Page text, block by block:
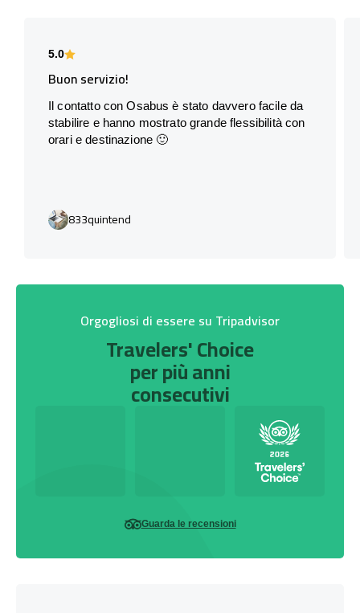
5.0
Buon servizio!
Il contatto con Osabus è stato davvero facile da
stabilire e hanno mostrato grande flessibilità con
orari e destinazione 🙂
833quintend
Orgogliosi di essere su Tripadvisor
Travelers' Choice
per più anni
consecutivi
Guarda le recensioni